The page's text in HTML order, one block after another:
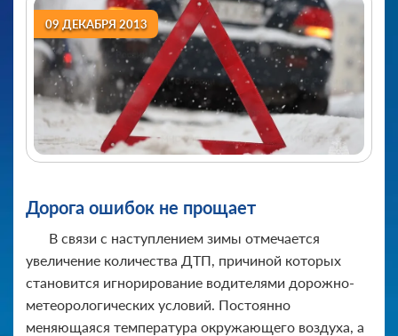
09 ДЕКАБРЯ 2013
Дорога ошибок не прощает
В связи с наступлением зимы отмечается
увеличение количества ДТП, причиной которых
становится игнорирование водителями дорожно-
метеорологических условий. Постоянно
меняющаяся температура окружающего воздуха, а